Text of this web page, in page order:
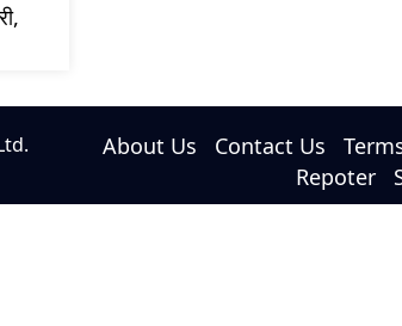
About Us Contact Us
Repoter